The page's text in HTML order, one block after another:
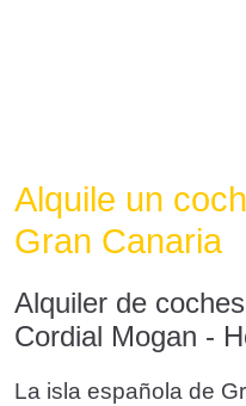
Alquile un
Gran Canaria
Alquiler de
Cordial Mogan -
La isla española de